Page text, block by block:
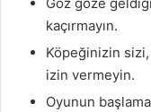
kaçırmayın.
Köpeğinizin sizi,
izin vermeyin.
Oyunun